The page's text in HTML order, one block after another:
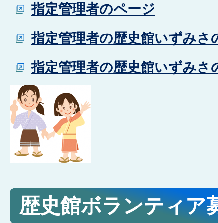
指定管理者のページ
指定管理者の歴史館いずみ
指定管理者の歴史館いずみさ
歴史館ボランティア